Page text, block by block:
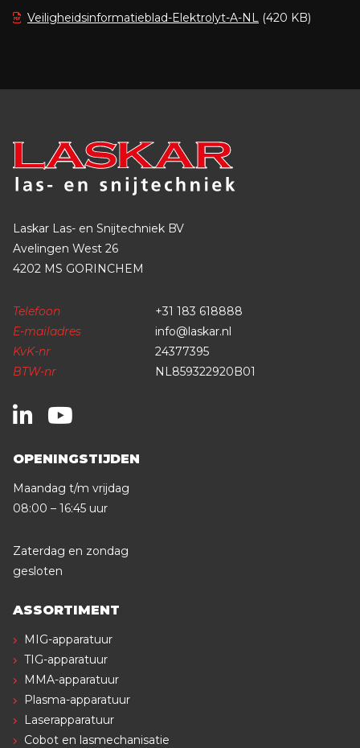
Veiligheidsinformatieblad-Elektrolyt-A-NL (420 KB)
Laskar Las- en Snijtechniek BV
Avelingen West 26
4202 MS GORINCHEM
Telefoon
+31 183 618888
E-mailadres
info@laskar.nl
KvK-nr
24377395
BTW-nr
NL859322920B01
OPENINGSTIJDEN
Maandag t/m vrijdag
08:00 – 16:45 uur
Zaterdag en zondag
gesloten
ASSORTIMENT
MIG-apparatuur
TIG-apparatuur
MMA-apparatuur
Plasma-apparatuur
Laserapparatuur
Cobot en lasmechanisatie